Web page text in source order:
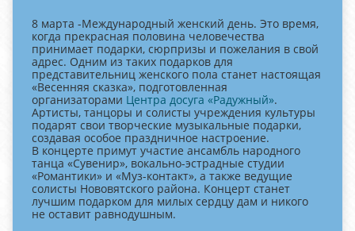
8 марта -Международный женский день. Это время,
когда прекрасная половина человечества
принимает подарки, сюрпризы и пожелания в свой
адрес. Одним из таких подарков для
представительниц женского пола станет настоящая
«Весенняя сказка», подготовленная
организаторами Центра досуга «Радужный».
Артисты, танцоры и солисты учреждения культуры
подарят свои творческие музыкальные подарки,
создавая особое праздничное настроение.
В концерте примут участие ансамбль народного
танца «Сувенир», вокально-эстрадные студии
«Романтики» и «Муз-контакт», а также ведущие
солисты Нововятского района. Концерт станет
лучшим подарком для милых сердцу дам и никого
не оставит равнодушным.